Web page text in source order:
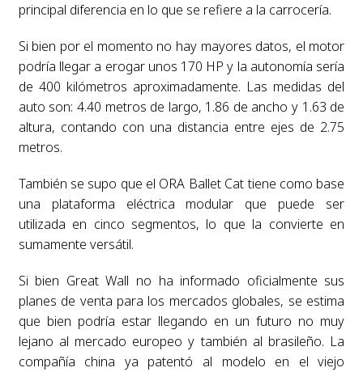
principal diferencia en lo que se refiere a la carrocería.
Si bien por el momento no hay mayores datos, el motor
podría llegar a erogar unos 170 HP y la autonomía sería
de 400 kilómetros aproximadamente. Las medidas del
auto son: 4.40 metros de largo, 1.86 de ancho y 1.63 de
altura, contando con una distancia entre ejes de 2.75
metros.
También se supo que el ORA Ballet Cat tiene como base
una plataforma eléctrica modular que puede ser
utilizada en cinco segmentos, lo que la convierte en
sumamente versátil.
Si bien Great Wall no ha informado oficialmente sus
planes de venta para los mercados globales, se estima
que bien podría estar llegando en un futuro no muy
lejano al mercado europeo y también al brasileño. La
compañía china ya patentó al modelo en el viejo